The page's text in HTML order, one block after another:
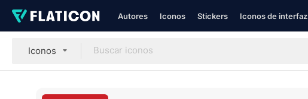
Autores Iconos Stickers Iconos de interfaz
Iconos